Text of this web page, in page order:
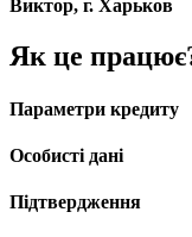
Виктор, г. Харьков
Як це
Параметри кредиту
Особисті дані
Підтвердження